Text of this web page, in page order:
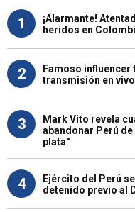
1
¡Alarmante!
heridos en
2
Famoso influencer
transmisión en
3
Mark Vito revela
abandonar Perú
plata"
4
Ejército del Perú
detenido previo al